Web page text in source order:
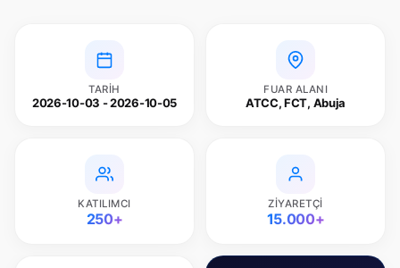
TARIH
2026-10-03 - 2026-10-05
FUAR ALANI
ATCC, FCT, Abuja
KATILIMCI
250+
ZIYARETÇI
15.000+